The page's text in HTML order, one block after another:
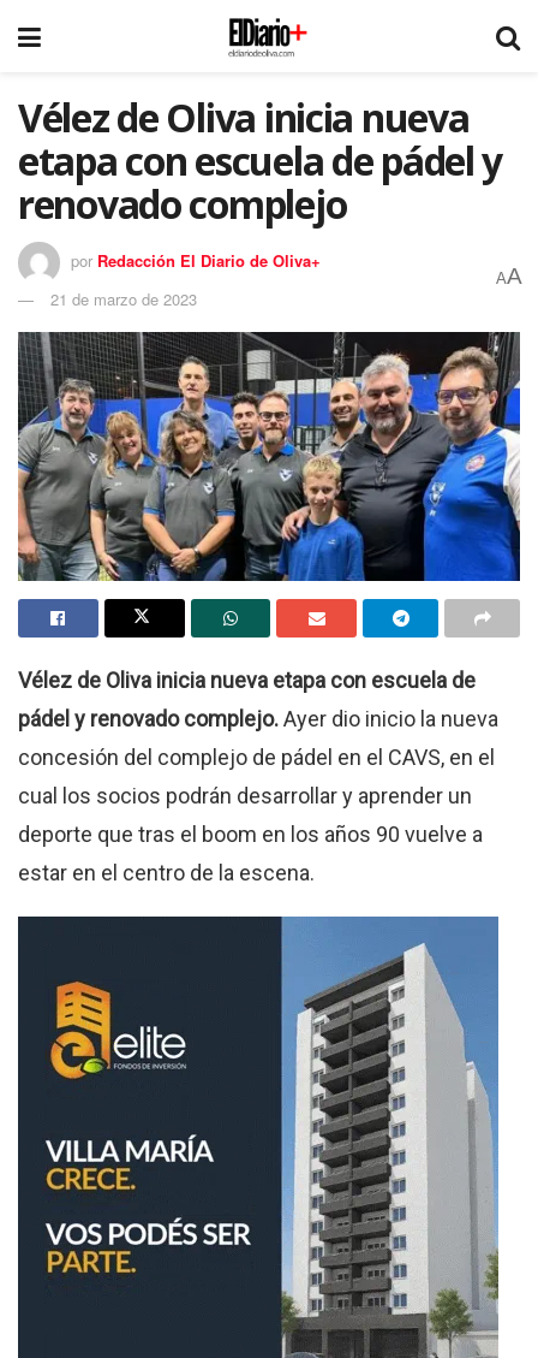
Vélez de Oliva inicia nueva
etapa con escuela de pádel y
renovado complejo
por Redacción El Diario de Oliva+
21 de marzo de 2023
AA
Vélez de Oliva inicia nueva etapa con escuela de
pádel y renovado complejo.Ayer dio inicio la nueva
concesión del complejo de pádel en el CAVS, en el
cual los socios podrán desarrollar y aprender un
deporte que tras el boom en los años 90 vuelve a
estar en el centro de la escena.